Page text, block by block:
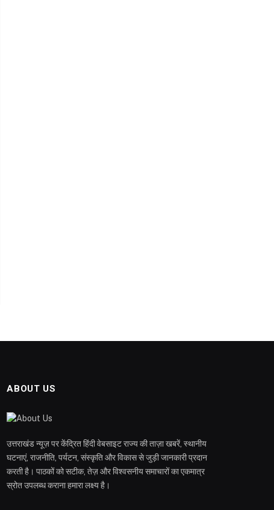
ABOUT US
उत्तराखंड न्यूज़ पर केंद्रित हिंदी वेबसाइट राज्य की ताज़ा खबरें, स्थानीय
घटनाएं, राजनीति, पर्यटन, संस्कृति और विकास से जुड़ी जानकारी प्रदान
करती है। पाठकों को सटीक, तेज़ और विश्वसनीय समाचारों का एकमात्र
स्रोत उपलब्ध कराना हमारा लक्ष्य है।